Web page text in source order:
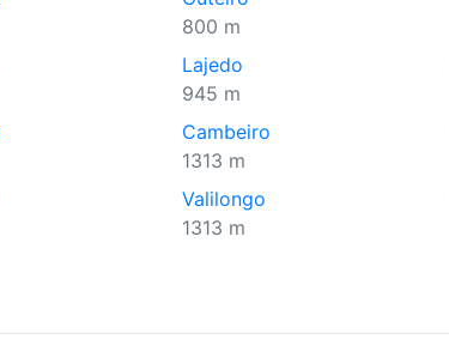
800 m
Lajedo
945 m
Cambeiro
1313 m
Valilongo
1313 m